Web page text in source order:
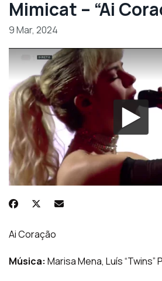
Mimicat – “Ai
9 Mar, 2024
Ai Coração
Música: Marisa Mena, Luís “Twins”